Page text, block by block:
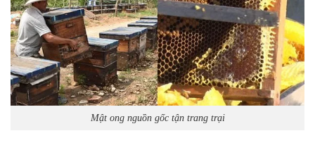
Mật ong nguồn gốc tận trang trại